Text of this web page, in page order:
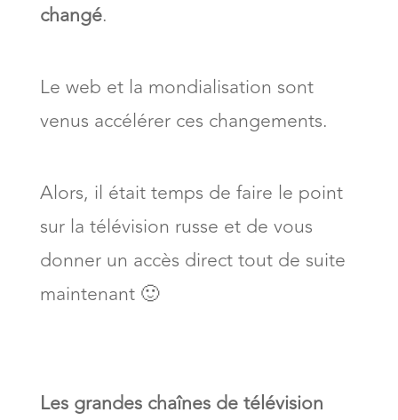
changé.
Le web et la mondialisation sont
venus accélérer ces changements.
Alors, il était temps de faire le point
sur la télévision russe et de vous
donner un accès direct tout de suite
maintenant 🙂
Les grandes chaînes de télévision